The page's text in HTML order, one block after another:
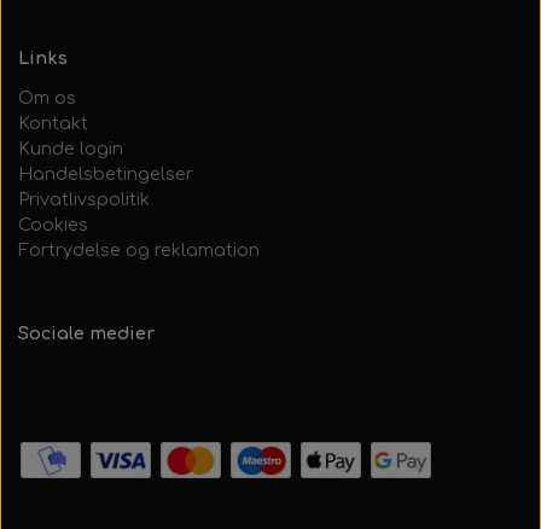
Links
Om os
Kontakt
Kunde login
Handelsbetingelser
Privatlivspolitik
Cookies
Fortrydelse og reklamation
Sociale medier